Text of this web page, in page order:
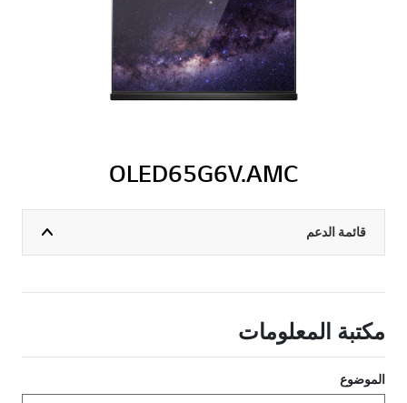
OLED65G6V.AMC
قائمة الدعم
مكتبة المعلومات
الموضوع